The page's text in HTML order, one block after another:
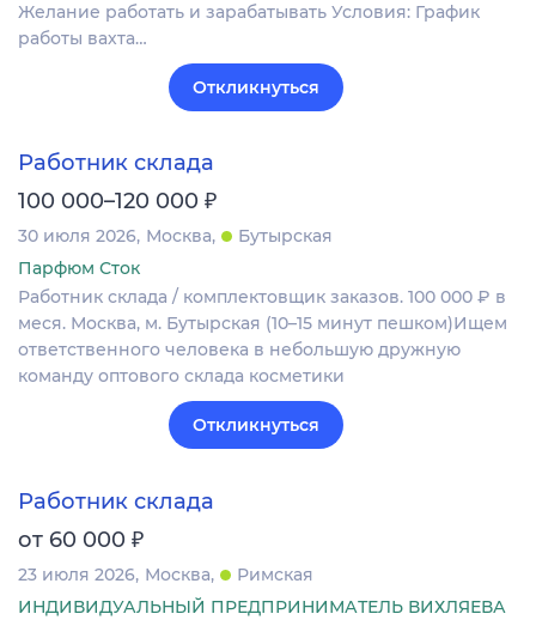
Желание работать и зарабатывать Условия: График
работы вахта…
Откликнуться
Работник склада
100 000–120 000 ₽
30 июля 2026 Москва
Бутырская
Парфюм Сток
Работник склада / комплектовщик заказов. 100 000 ₽ в
меся. Москва, м. Бутырская (10–15 минут пешком)Ищем
ответственного человека в небольшую дружную
команду оптового склада косметики
Откликнуться
Работник склада
от 60 000 ₽
23 июля 2026 Москва
Римская
ИНДИВИДУАЛЬНЫЙ ПРЕДПРИНИМАТЕЛЬ ВИХЛЯЕВА